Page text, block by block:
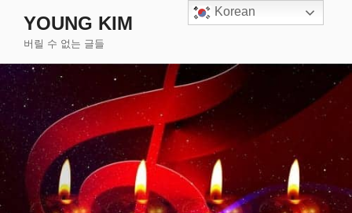
로
바
로
기
YOUNG KIM
버릴 수 없는 글들
Korean